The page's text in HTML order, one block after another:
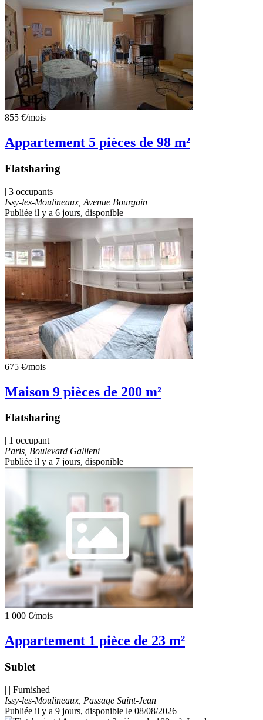
855 €/mois
Appartement 5 pièces de 98 m²
Flatsharing
| 3 occupants
Issy-les-Moulineaux, Avenue Bourgain
Publiée il y a 6 jours, disponible
675 €/mois
Maison 9 pièces de 200 m²
Flatsharing
| 1 occupant
Paris, Boulevard Gallieni
Publiée il y a 7 jours, disponible
1 000 €/mois
Appartement 1 pièce de 23 m²
Sublet
| | Furnished
Issy-les-Moulineaux, Passage Saint-Jean
Publiée il y a 9 jours, disponible le 08/08/2026